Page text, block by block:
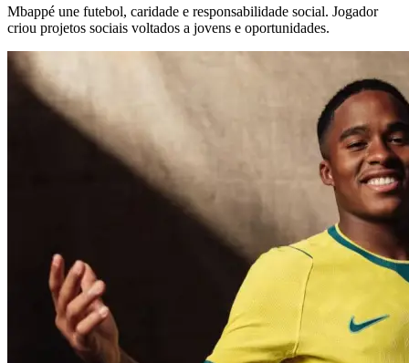
Mbappé une futebol, caridade e responsabilidade social. Jogador
criou projetos sociais voltados a jovens e oportunidades.